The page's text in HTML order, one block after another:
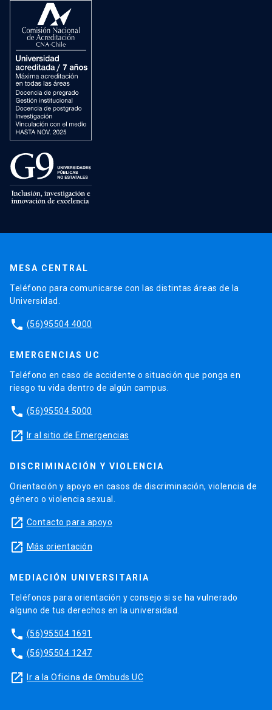
MESA CENTRAL
Teléfono para comunicarse con las distintas áreas de la
Universidad.
phone (56)95504 4000
EMERGENCIAS UC
Teléfono en caso de accidente o situación que ponga en
riesgo tu vida dentro de algún campus.
phone (56)95504 5000
launch Ir al sitio de Emergencias
DISCRIMINACIÓN Y VIOLENCIA
Orientación y apoyo en casos de discriminación, violencia de
género o violencia sexual.
launch Contacto para apoyo
launch Más orientación
MEDIACIÓN UNIVERSITARIA
Teléfonos para orientación y consejo si se ha vulnerado
alguno de tus derechos en la universidad.
phone (56)95504 1691
phone (56)95504 1247
launch Ir a la Oficina de Ombuds UC